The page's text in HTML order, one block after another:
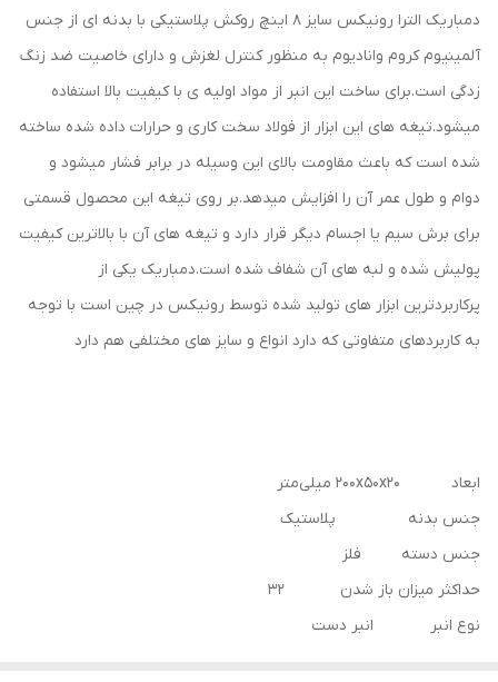
دمباریک الترا رونیکس سایز ۸ اینچ روکش پلاستیکی با بدنه ای از جنس
آلمینیوم کروم وانادیوم به منظور کنترل لغزش و دارای خاصیت ضد زنگ
زدگی است.برای ساخت این انبر از مواد اولیه ی با کیفیت بالا استفاده
میشود.تیغه های این ابزار از فولاد سخت کاری و حرارات داده شده ساخته
شده است که باعث مقاومت بالای این وسیله در برابر فشار میشود و
دوام و طول عمر آن را افزایش میدهد.بر روی تیغه این محصول قسمتی
برای برش سیم یا اجسام دیگر قرار دارد و تیغه های آن با بالاترین کیفیت
پولیش شده و لبه های آن شفاف شده است.دمباریک یکی از
پرکاربردترین ابزار های تولید شده توسط رونیکس در چین است با توجه
به کاربردهای متفاوتی که دارد انواع و سایز های مختلفی هم دارد
ابعاد ۲۰۰x۵۰x۲۰ میلی‌متر
جنس بدنه پلاستیک
جنس دسته فلز
حداکثر میزان باز شدن ۳۲
نوع انبر انبر دست